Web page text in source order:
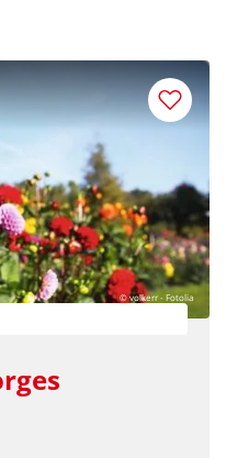
© volkerr - Fotolia